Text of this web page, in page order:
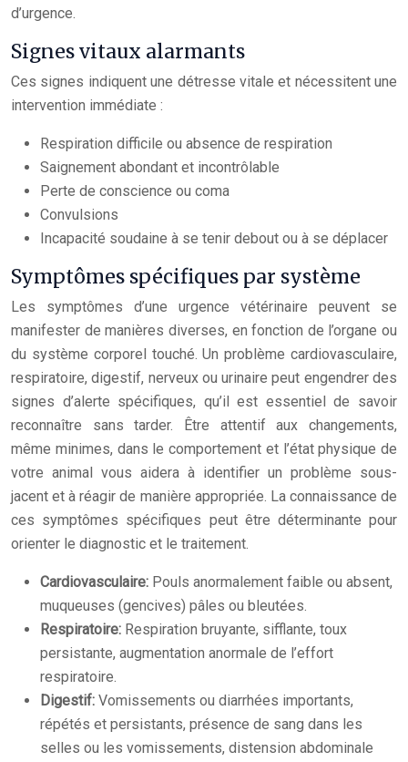
d’urgence.
Signes vitaux alarmants
Ces signes indiquent une détresse vitale et nécessitent une
intervention immédiate :
Respiration difficile ou absence de respiration
Saignement abondant et incontrôlable
Perte de conscience ou coma
Convulsions
Incapacité soudaine à se tenir debout ou à se déplacer
Symptômes spécifiques par système
Les symptômes d’une urgence vétérinaire peuvent se
manifester de manières diverses, en fonction de l’organe ou
du système corporel touché. Un problème cardiovasculaire,
respiratoire, digestif, nerveux ou urinaire peut engendrer des
signes d’alerte spécifiques, qu’il est essentiel de savoir
reconnaître sans tarder. Être attentif aux changements,
même minimes, dans le comportement et l’état physique de
votre animal vous aidera à identifier un problème sous-
jacent et à réagir de manière appropriée. La connaissance de
ces symptômes spécifiques peut être déterminante pour
orienter le diagnostic et le traitement.
Cardiovasculaire: Pouls anormalement faible ou absent,
muqueuses (gencives) pâles ou bleutées.
Respiratoire: Respiration bruyante, sifflante, toux
persistante, augmentation anormale de l’effort
respiratoire.
Digestif: Vomissements ou diarrhées importants,
répétés et persistants, présence de sang dans les
selles ou les vomissements, distension abdominale